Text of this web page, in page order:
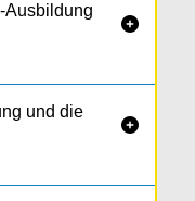
Ausbildung

und die
